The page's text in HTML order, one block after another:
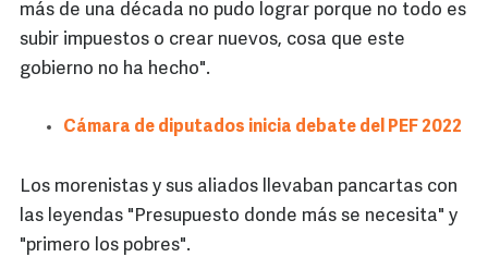
más de una década no pudo lograr porque no todo es
subir impuestos o crear nuevos, cosa que este
gobierno no ha hecho".
Cámara de diputados inicia debate del PEF 2022
Los morenistas y sus aliados llevaban pancartas con
las leyendas "Presupuesto donde más se necesita" y
"primero los pobres".